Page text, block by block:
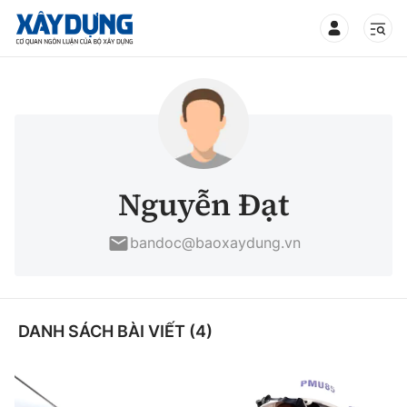
Chính trị
Xã hội
Xây dựng
Chỉ đạo điều hành
Giao thông
Nguyễn Đạt
bandoc@baoxaydung.vn
DANH SÁCH BÀI VIẾT (4)